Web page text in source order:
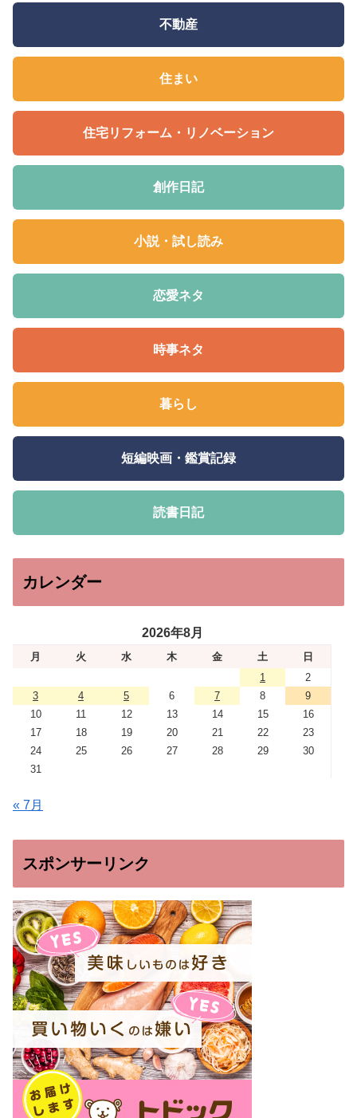
不動産
住まい
住宅リフォーム・リノベーション
創作日記
小説・試し読み
恋愛ネタ
時事ネタ
暮らし
短編映画・鑑賞記録
読書日記
カレンダー
2026年8月
月 火 水 木 金 土
日
1
2
3
4 5 6 7 8
9
10
11 12 13 14 15
16
17
18 19 20 21 22
23
24
25 26 27 28 29
30
31
« 7月
スポンサーリンク